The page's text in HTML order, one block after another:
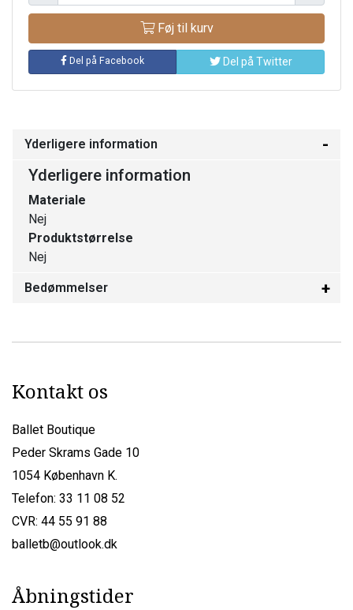
Føj til kurv
Del på Facebook Del på Twitter
Yderligere information
Yderligere information
Materiale
Nej
Produktstørrelse
Nej
Bedømmelser
Kontakt os
Ballet Boutique
Peder Skrams Gade 10
1054 København K.
Telefon: 33 11 08 52
CVR: 44 55 91 88
balletb@outlook.dk
Åbningstider